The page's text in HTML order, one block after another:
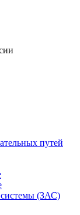
путей
(ЗАС)